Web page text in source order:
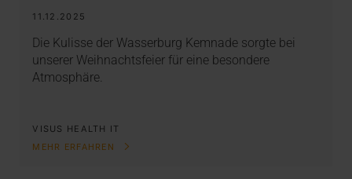
11.12.2025
Die Kulisse der Wasserburg Kemnade sorgte bei
unserer Weihnachtsfeier für eine besondere
Atmosphäre.
VISUS HEALTH IT
MEHR ERFAHREN